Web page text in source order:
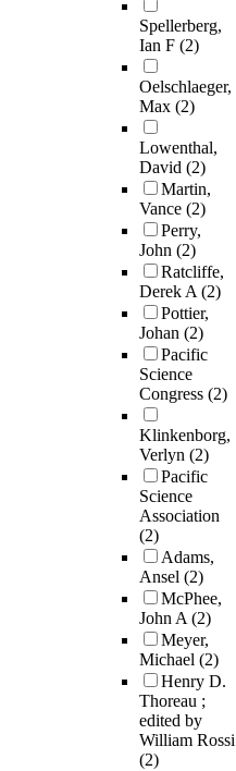
Spellerberg,
Ian F (2)
Oelschlaeger,
Max (2)
Lowenthal,
David (2)
Martin,
Vance (2)
Perry,
John (2)
Ratcliffe,
Derek A(2)
Pottier,
Johan (2)
Pacific
Science
Congress (2)
Klinkenborg,
Verlyn (2)
Pacific
Science
Association
(2)
Adams,
Ansel (2)
McPhee,
John A(2)
Meyer,
Michael (2)
Henry D.
Thoreau ;
edited by
William Rossi
(2)